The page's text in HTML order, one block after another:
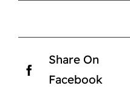
Share On
Facebook